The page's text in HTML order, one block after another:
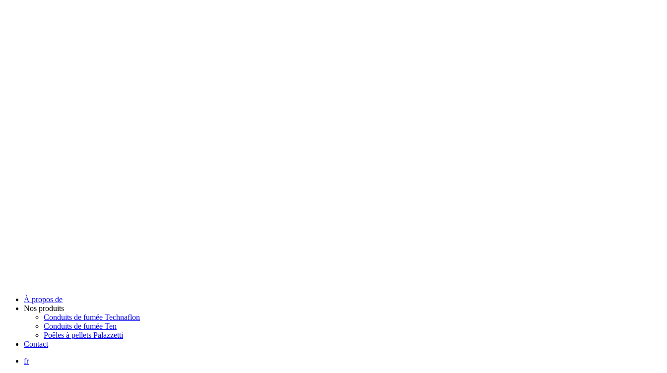
À propos de
Nos produits
Conduits de fumée Technaflon
Conduits de fumée Ten
Poêles à pellets Palazzetti
Contact
fr